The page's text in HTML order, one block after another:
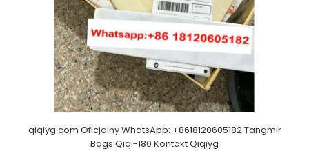
qiqiyg.com Oficjalny WhatsApp: +8618120605182 Tangmir
Bags Qiqi-180 Kontakt Qiqiyg